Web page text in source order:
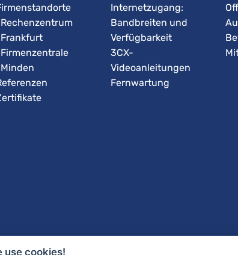
Rechenzentrum
Frankfurt
Firmenzentrale
Minden
Internetzugang:
Bandbreiten und
Verfügbarkeit
3CX-
Videoanleitungen
Fernwartung
use cookies!